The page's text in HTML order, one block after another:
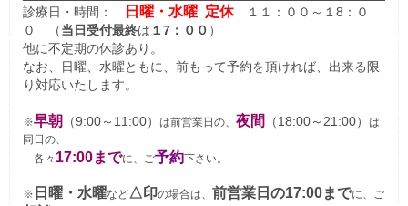
診療日・時間： 日曜・水曜 定休１１：００～１8：０
０ （当日受付最終は １7：００ ）
他に不定期の休診あり。
なお、日曜、水曜ともに、前もって予約を頂ければ、出来る限
り対応いたします。
※早朝 （9:00～11:00） は前営業日の、 夜間 （18:00～21:00） は
同日の、
各々 17:00までに、ご予約下さい。
※ 日曜・水曜など△印の場合は、 前営業日の17:00までに、ご